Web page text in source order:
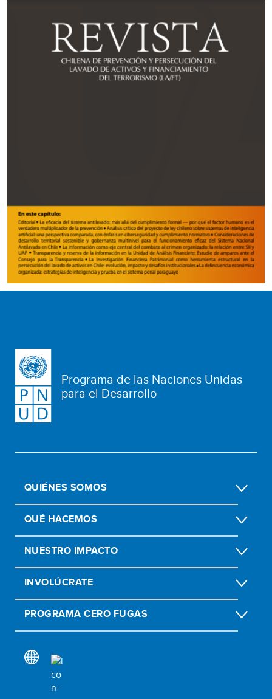
Programa de las Naciones Unidas
para el Desarrollo
QUIÉNES SOMOS
QUÉ HACEMOS
NUESTRO IMPACTO
INVOLÚCRATE
PROGRAMA CERO FUGAS